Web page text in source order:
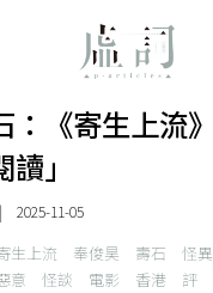
《寄生上流》
」
2025-11-05
生上流 奉俊昊 壽石
怪異
意 怪談 電影 香港
評